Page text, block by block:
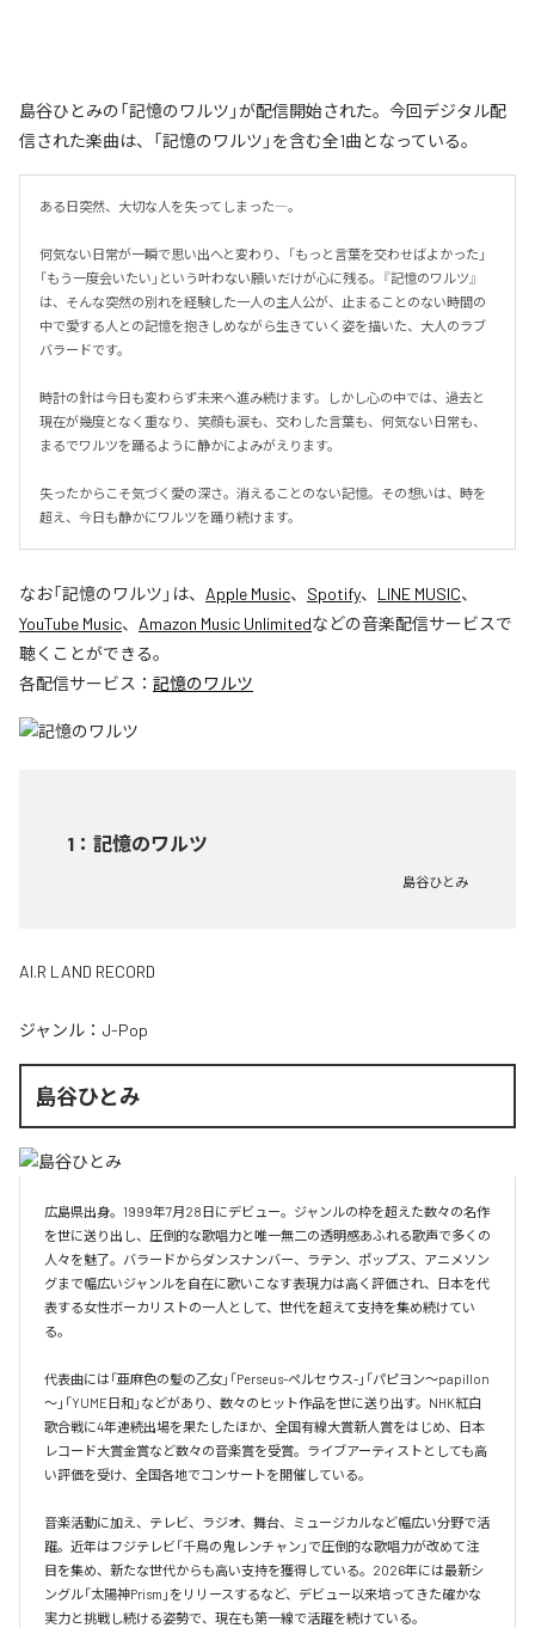
島谷ひとみの「記憶のワルツ」が配信開始された。今回デジタル配
信された楽曲は、「記憶のワルツ」を含む全1曲となっている。
ある日突然、大切な人を失ってしまった―。
何気ない日常が一瞬で思い出へと変わり、「もっと言葉を交わせばよかった」
「もう一度会いたい」という叶わない願いだけが心に残る。『記憶のワルツ』
は、そんな突然の別れを経験した一人の主人公が、止まることのない時間の
中で愛する人との記憶を抱きしめながら生きていく姿を描いた、大人のラブ
バラードです。
時計の針は今日も変わらず未来へ進み続けます。しかし心の中では、過去と
現在が幾度となく重なり、笑顔も涙も、交わした言葉も、何気ない日常も、
まるでワルツを踊るように静かによみがえります。
失ったからこそ気づく愛の深さ。消えることのない記憶。その想いは、時を
超え、今日も静かにワルツを踊り続けます。
なお「記憶のワルツ 」は、 Apple Music、 Spotify、 LINE MUSIC、
YouTube Music、 Amazon Music Unlimitedなどの音楽配信サービスで
聴くことができる。
各配信サービス： 記憶のワルツ
1 ： 記憶のワルツ
島谷ひとみ
AI.R LAND RECORD
ジャンル： J-Pop
島谷ひとみ
広島県出身。1999年7月28日にデビュー。ジャンルの枠を超えた数々の名作
を世に送り出し、圧倒的な歌唱力と唯一無二の透明感あふれる歌声で多くの
人々を魅了。バラードからダンスナンバー、ラテン、ポップス、アニメソン
グまで幅広いジャンルを自在に歌いこなす表現力は高く評価され、日本を代
表する女性ボーカリストの一人として、世代を超えて支持を集め続けてい
る。
代表曲には「亜麻色の髪の乙女」「Perseus-ペルセウス-」「パピヨン～papillon
～」「YUME日和」などがあり、数々のヒット作品を世に送り出す。NHK紅白
歌合戦に4年連続出場を果たしたほか、全国有線大賞新人賞をはじめ、日本
レコード大賞金賞など数々の音楽賞を受賞。ライブアーティストとしても高
い評価を受け、全国各地でコンサートを開催している。
音楽活動に加え、テレビ、ラジオ、舞台、ミュージカルなど幅広い分野で活
躍。近年はフジテレビ「千鳥の鬼レンチャン」で圧倒的な歌唱力が改めて注
目を集め、新たな世代からも高い支持を獲得している。2026年には最新シ
ングル「太陽神Prism」をリリースするなど、デビュー以来培ってきた確かな
実力と挑戦し続ける姿勢で、現在も第一線で活躍を続けている。